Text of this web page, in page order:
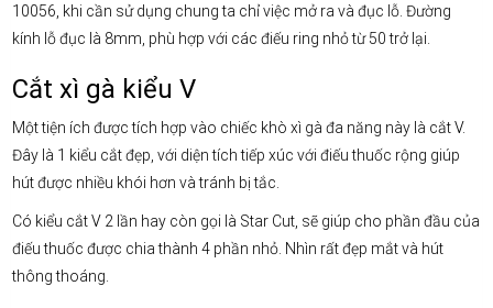
10056, khi cần sử dụng chung ta chỉ việc mở ra và đục lỗ. Đường
kính lỗ đục là 8mm, phù hợp với các điếu ring nhỏ từ 50 trở lại.
Cắt xì gà kiểu V
Một tiện ích được tích hợp vào chiếc khò xì gà đa năng này là cắt V.
Đây là 1 kiểu cắt đẹp, với diện tích tiếp xúc với điếu thuốc rộng giúp
hút được nhiều khói hơn và tránh bị tắc.
Có kiểu cắt V 2 lần hay còn gọi là Star Cut, sẽ giúp cho phần đầu của
điếu thuốc được chia thành 4 phần nhỏ. Nhìn rất đẹp mắt và hút
thông thoáng.